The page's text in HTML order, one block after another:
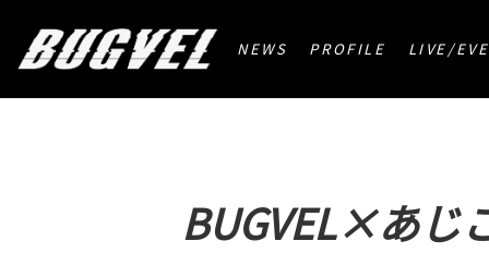
NEWS PROFILE LIVE/
HOME> NEWS
BUGVEL×あじ